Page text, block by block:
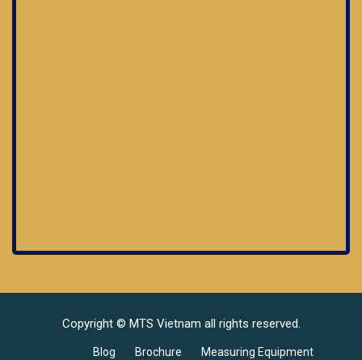
Copyright © MTS Vietnam all rights reserved.
Blog Brochure Measuring Equipment